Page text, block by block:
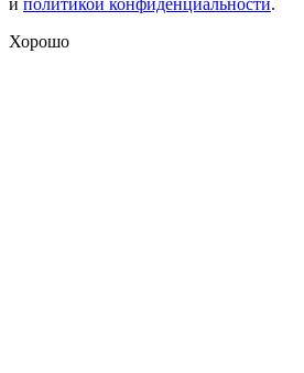
и политикой конфиденциальности.
Хорошо